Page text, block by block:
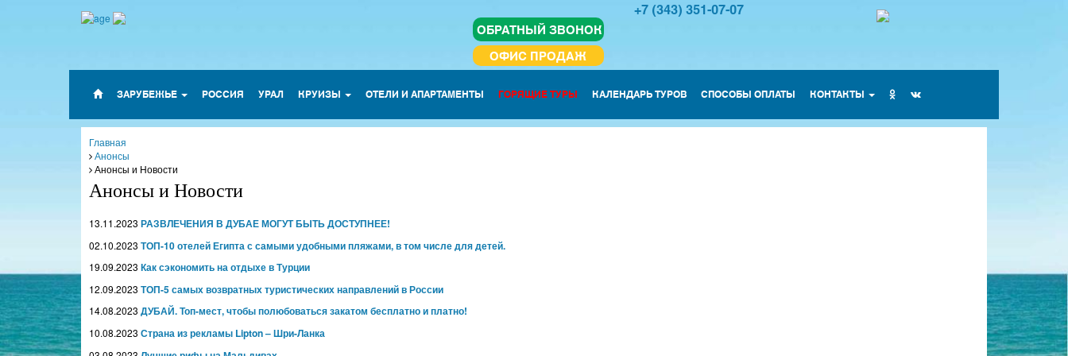
ОБРАТНЫЙ ЗВОНОК
ОФИС ПРОДАЖ
+7 (343) 351-07-07
ЗАРУБЕЖЬЕ РОССИЯ УРАЛ КРУИЗЫ ОТЕЛИ И АПАРТАМЕНТЫ ГОРЯЩИЕ ТУРЫ КАЛЕНДАРЬ ТУРОВ СПОСОБЫ ОПЛАТЫ КОНТАКТЫ
Главная
Анонсы
Анонсы и Новости
Анонсы и Новости
13.11.2023 РАЗВЛЕЧЕНИЯ В ДУБАЕ МОГУТ БЫТЬ ДОСТУПНЕЕ!
02.10.2023 ТОП-10 отелей Египта с самыми удобными пляжами, в том числе для детей.
19.09.2023 Как сэкономить на отдыхе в Турции
12.09.2023 ТОП-5 самых возвратных туристических направлений в России
14.08.2023 ДУБАЙ. Топ-мест, чтобы полюбоваться закатом бесплатно и платно!
10.08.2023 Страна из рекламы Lipton – Шри-Ланка